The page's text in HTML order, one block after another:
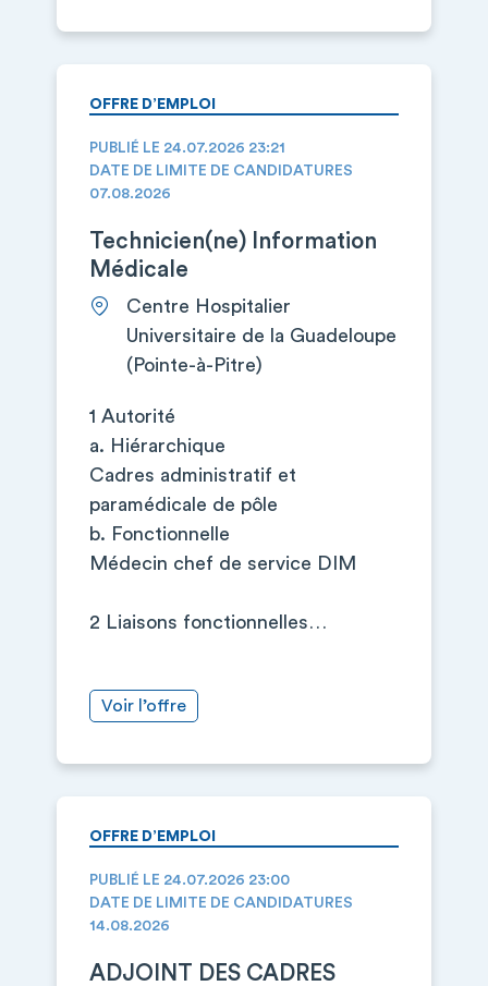
OFFRE D’EMPLOI
PUBLIÉ LE 24.07.2026 23:21
DATE DE LIMITE DE CANDIDATURES
07.08.2026
Technicien(ne) Information
Médicale
Centre Hospitalier
Universitaire de la Guadeloupe
(Pointe-à-Pitre)
1 Autorité
a. Hiérarchique
Cadres administratif et
paramédicale de pôle
b. Fonctionnelle
Médecin chef de service DIM
2 Liaisons fonctionnelles…
Voir l’offre
OFFRE D’EMPLOI
PUBLIÉ LE 24.07.2026 23:00
DATE DE LIMITE DE CANDIDATURES
14.08.2026
ADJOINT DES CADRES